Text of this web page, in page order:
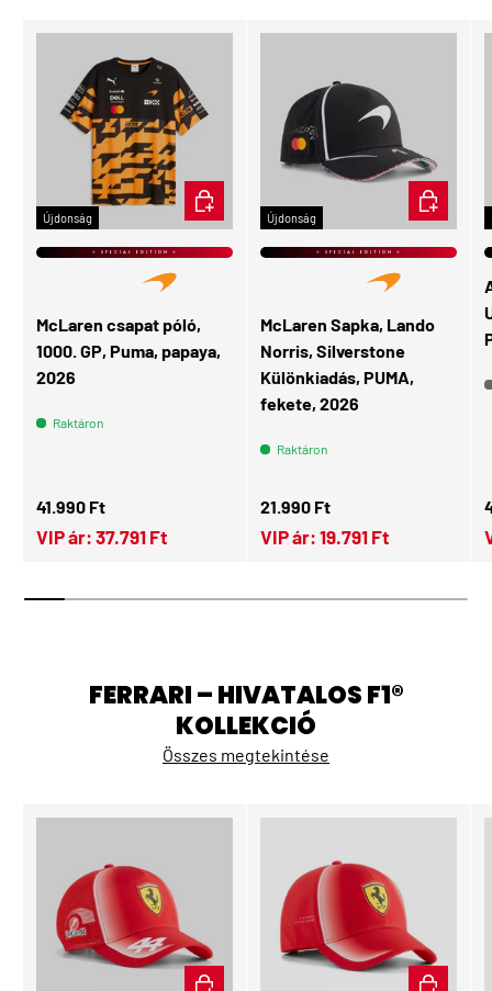
Újdonság
⭐ SPECIAL EDITION ⭐
McLaren csapat póló,
1000. GP, Puma, papaya,
2026
Raktáron
Normál ár
41.990 Ft
VIP ár: 37.791 Ft
ÉRDEKEL
Újdonság
⭐ SPECIAL EDITION ⭐
McLaren Sapka, Lando
Norris, Silverstone
Különkiadás, PUMA,
fekete, 2026
Raktáron
Normál ár
21.990 Ft
VIP ár: 19.791 Ft
KOSÁRBA
FERRARI – HIVATALOS F1®
KOLLEKCIÓ
Összes megtekintése
KOSÁRBA KOSÁRBA